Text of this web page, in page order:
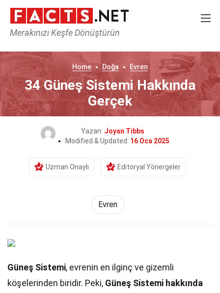
Merakınızı Keşfe Dönüştürün
Home Doğa Evren
34 Güneş Sistemi Hakkında
Gerçek
Yazan: Joyan Tibbs
Modified & Updated: 16 Oca 2025
Uzman Onaylı Editoryal Yönergeler
Evren
Güneş Sistemi, evrenin en ilginç ve gizemli
köşelerinden biridir. Peki, Güneş Sistemi hakkında